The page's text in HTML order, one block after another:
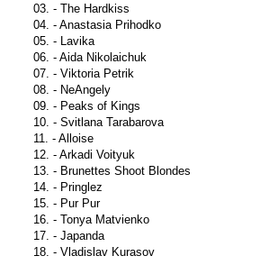
03. - The Hardkiss
04. - Anastasia Prihodko
05. - Lavika
06. - Aida Nikolaichuk
07. - Viktoria Petrik
08. - NeAngely
09. - Peaks of Kings
10. - Svitlana Tarabarova
11. - Alloise
12. - Arkadi Voityuk
13. - Brunettes Shoot Blondes
14. - Pringlez
15. - Pur Pur
16. - Tonya Matvienko
17. - Japanda
18. - Vladislav Kurasov